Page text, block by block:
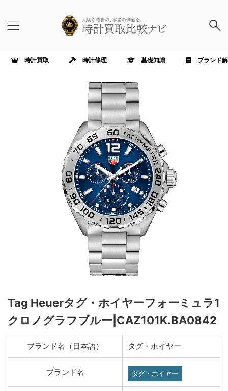
時計買取 時計修理 基礎知識 ブランド
Tag Heuerタグ・ホイヤーフォーミュラ1
クロノグラフブルー|CAZ101K.BA0842
ブランド名（日本語） タグ・ホイヤー
ブランド名 タグ・ホイヤー